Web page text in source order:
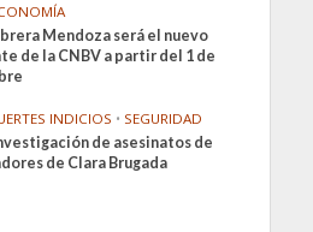
Mendoza será el nuevo
de la CNBV a partir del 1 de
INDICIOS • SEGURIDAD
de asesinatos de
de Clara Brugada